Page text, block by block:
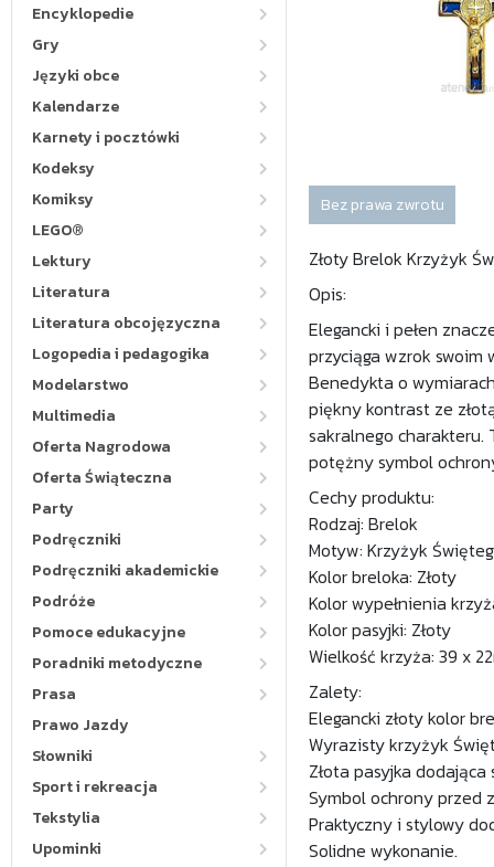
Encyklopedie
Gry
Języki obce
Kalendarze
Karnety i pocztówki
Kodeksy
Komiksy
LEGO®
Lektury
Literatura
Literatura obcojęzyczna
Logopedia i pedagogika
Modelarstwo
Multimedia
Oferta Nagrodowa
Oferta Świąteczna
Party
Podręczniki
Podręczniki akademickie
Podróże
Pomoce edukacyjne
Poradniki metodyczne
Prasa
Prawo Jazdy
Słowniki
Sport i rekreacja
Tekstylia
Upominki
Bez prawa zwrotu
Złoty Brelok Krzyżyk
Opis:
Elegancki i pełen
przyciąga wzrok
Benedykta o
piękny kontrast ze
sakralnego
potężny symbol
Cechy produktu:
Rodzaj: Brelok
Motyw: Krzyżyk
Kolor breloka: Złoty
Kolor wypełnienia
Kolor pasyjki: Złoty
Wielkość krzyża: 39 x
Zalety:
Elegancki złoty kolor
Wyrazisty krzyżyk
Złota pasyjka
Symbol ochrony przed
Praktyczny i stylowy
Solidne wykonanie.